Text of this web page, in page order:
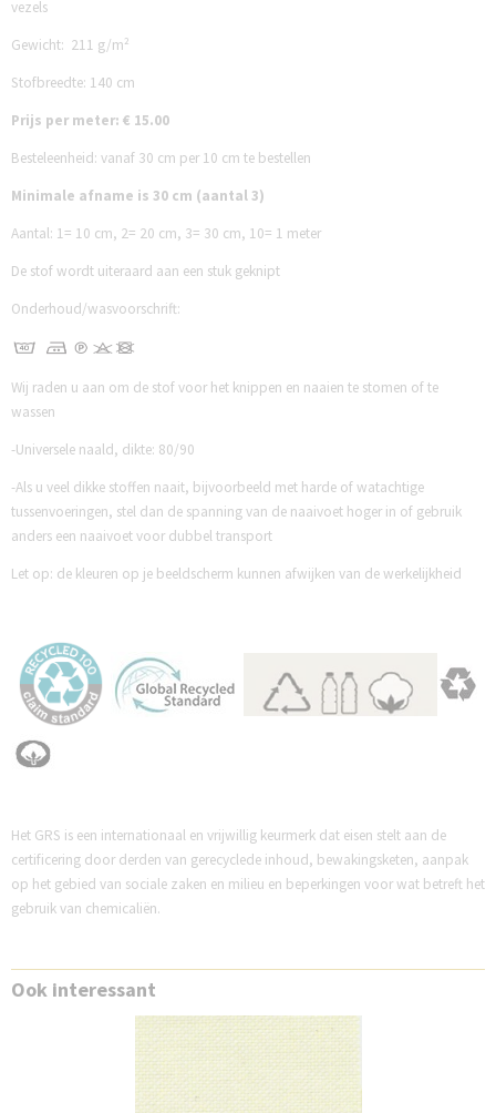
vezels
Gewicht: 211 g/m²
Stofbreedte: 140 cm
Prijs per meter: € 15.00
Besteleenheid: vanaf 30 cm per 10 cm te bestellen
Minimale afname is 30 cm (aantal 3)
Aantal: 1= 10 cm, 2= 20 cm, 3= 30 cm, 10= 1 meter
De stof wordt uiteraard aan een stuk geknipt
Onderhoud/wasvoorschrift:
Wij raden u aan om de stof voor het knippen en naaien te stomen of te
wassen
-Universele naald, dikte: 80/90
-Als u veel dikke stoffen naait, bijvoorbeeld met harde of watachtige
tussenvoeringen, stel dan de spanning van de naaivoet hoger in of gebruik
anders een naaivoet voor dubbel transport
Let op: de kleuren op je beeldscherm kunnen afwijken van de werkelijkheid
Het GRS is een internationaal en vrijwillig keurmerk dat eisen stelt aan de
certificering door derden van gerecyclede inhoud, bewakingsketen, aanpak
op het gebied van sociale zaken en milieu en beperkingen voor wat betreft het
gebruik van chemicaliën.
Ook interessant